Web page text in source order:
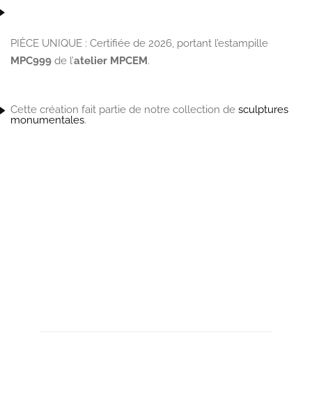
PIÈCE UNIQUE : Certifiée de 2026, portant l’estampille
MPC999 de l’atelier MPCEM.
Cette création fait partie de notre collection de sculptures
monumentales.